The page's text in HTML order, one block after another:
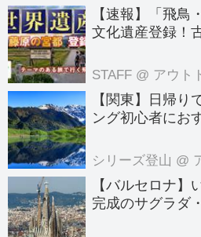
意外ときれい！
る！」 というの
引っ越してきた
リカの...
【速報】「飛鳥
文化遺産登録！
のテーマのある
STAFF @ アウト
【関東】日帰り
ング初心者にお
シリーズ登山 @
【バルセロナ】
完成のサグラダ